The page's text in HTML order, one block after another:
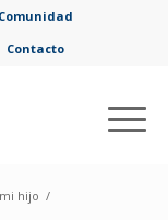
Comunidad
Contacto
hijo /